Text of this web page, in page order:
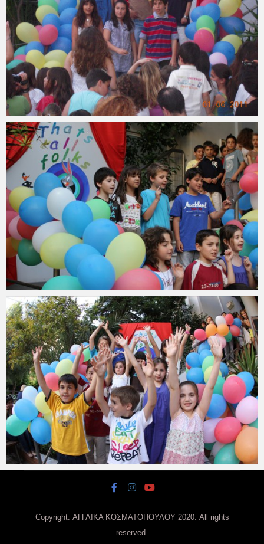
Copyright: ΑΓΓΛΙΚΑ ΚΟΣΜΑΤΟΠΟΥΛΟΥ 2020. All rights
reserved.